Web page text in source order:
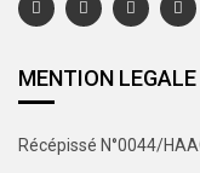
MENTION LEGALE
Récépissé N°0044/